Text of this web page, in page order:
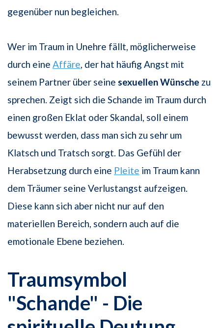
gegenüber nun begleichen.
Wer im Traum in Unehre fällt, möglicherweise
durch eine Affäre , der hat häufig Angst mit
seinem Partner über seine sexuellen Wünsche zu
sprechen. Zeigt sich die Schande im Traum durch
einen großen Eklat oder Skandal, soll einem
bewusst werden, dass man sich zu sehr um
Klatsch und Tratsch sorgt. Das Gefühl der
Herabsetzung durch eine Pleite im Traum kann
dem Träumer seine Verlustangst aufzeigen.
Diese kann sich aber nicht nur auf den
materiellen Bereich, sondern auch auf die
emotionale Ebene beziehen.
Traumsymbol
"Schande" - Die